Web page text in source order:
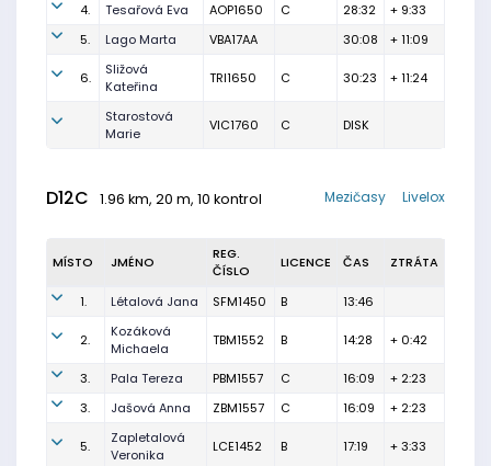
4. Tesařová Eva AOP1650 C 28:32
+ 9:33
5.
Lago Marta VBA17AA 30:08 + 11:09
6.
Sližová
Kateřina
TRI1650 C 30:23 + 11:24
Starostová
Marie
VIC1760 C DISK
D12C 1.96 km, 20 m, 10 kontrol Livelox
Mezičasy
MÍSTO JMÉNO
REG.
ČÍSLO
LICENCE ČAS ZTRÁTA
1. Létalová Jana SFM1450 B 13:46
2.
Kozáková
Michaela
TBM1552 B 14:28 + 0:42
3. Pala Tereza PBM1557 C 16:09
+ 2:23
3.
Jašová Anna ZBM1557 C 16:09 + 2:23
5.
Zapletalová
Veronika
LCE1452 B 17:19 + 3:33